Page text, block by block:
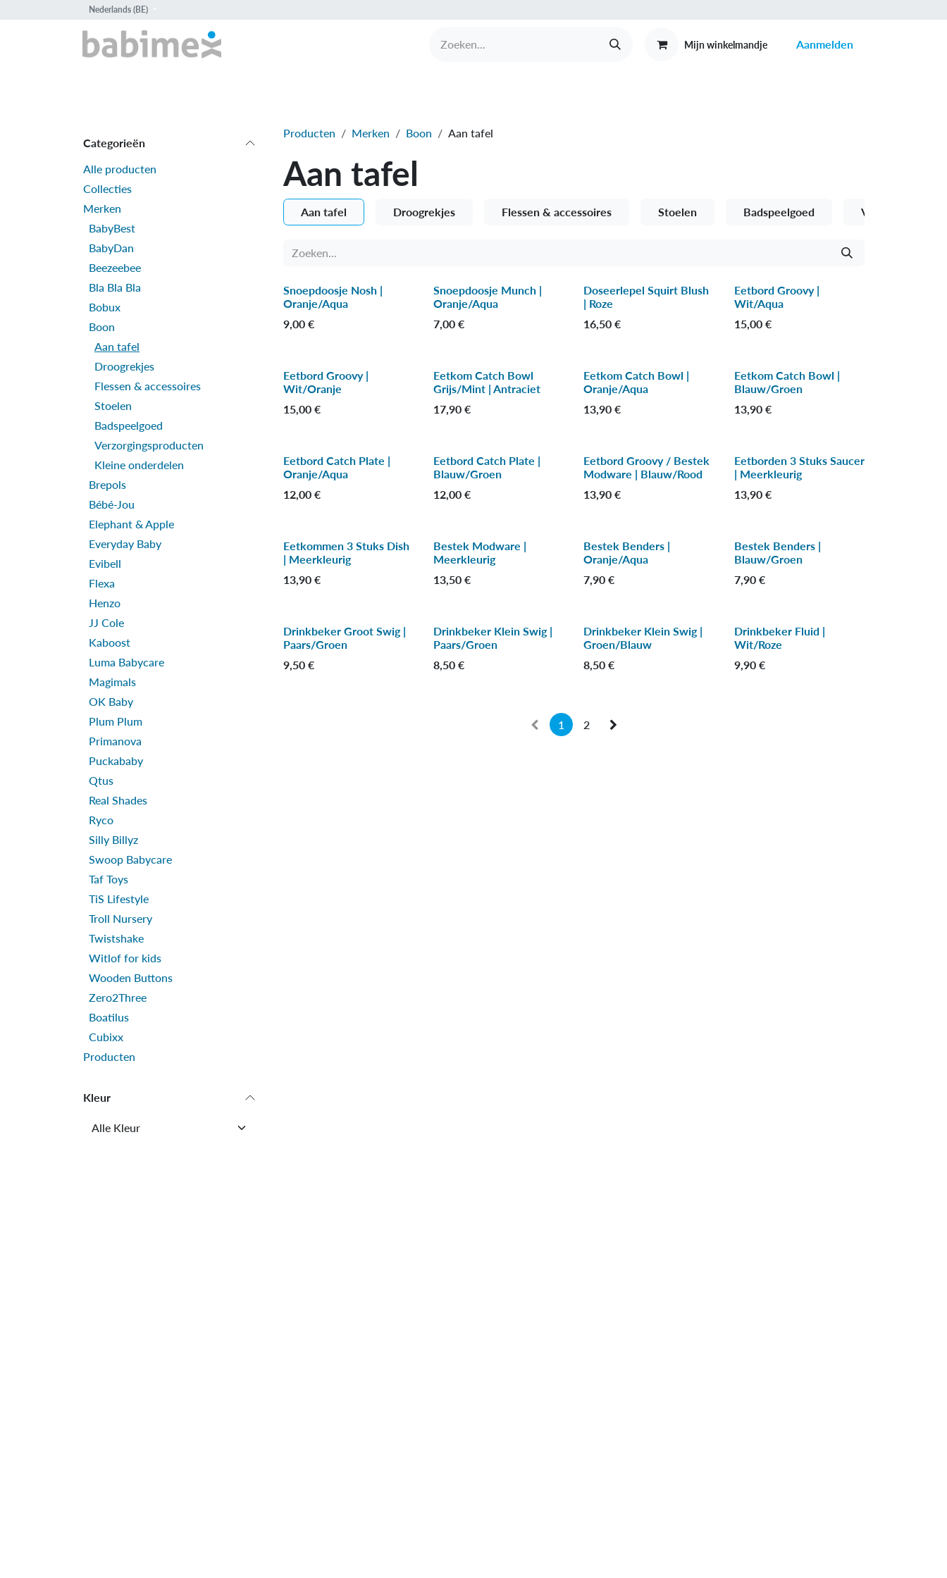
Overslaan naar inhoudNederlands (BE)
Mijn winkelmandje Aanmelden
Categorieën
Alle producten
Collecties
Merken
BabyBest
BabyDan
Beezeebee
Bla Bla Bla
Bobux
Boon
Aan tafel
Droogrekjes
Flessen & accessoires
Stoelen
Badspeelgoed
Verzorgingsproducten
Kleine onderdelen
Brepols
Bébé-Jou
Elephant & Apple
Everyday Baby
Evibell
Flexa
Henzo
JJ Cole
Kaboost
Luma Babycare
Magimals
OK Baby
Plum Plum
Primanova
Puckababy
Qtus
Real Shades
Ryco
Silly Billyz
Swoop Babycare
Taf Toys
TiS Lifestyle
Troll Nursery
Twistshake
Witlof for kids
Wooden Buttons
Zero2Three
Boatilus
Cubixx
Producten
Kleur
Producten Merken Boon Aan tafel
Aan tafel
Aan tafel Droogrekjes Flessen & accessoires Stoelen Badspeelgoed
Snoepdoosje Nosh |
Oranje/Aqua
9,00 €
Snoepdoosje Munch |
Oranje/Aqua
7,00 €
Doseerlepel Squirt Blush
| Roze
16,50 €
Eetbord Groovy |
Wit/Aqua
15,00€
Eetbord Groovy |
Wit/Oranje
15,00 €
Eetkom Catch Bowl
Grijs/Mint | Antraciet
17,90 €
Eetkom Catch Bowl |
Oranje/Aqua
13,90 €
Eetkom Catch Bowl |
Blauw/Groen
13,90€
Eetbord Catch Plate |
Oranje/Aqua
12,00 €
Eetbord Catch Plate |
Blauw/Groen
12,00 €
Eetbord Groovy / Bestek
Modware | Blauw/Rood
13,90 €
Eetborden 3 Stuks Saucer
| Meerkleurig
13,90€
Eetkommen 3 Stuks Dish
| Meerkleurig
13,90 €
Bestek Modware |
Meerkleurig
13,50 €
Bestek Benders |
Oranje/Aqua
7,90 €
Bestek Benders |
Blauw/Groen
7,90€
Drinkbeker Groot Swig |
Paars/Groen
9,50 €
Drinkbeker Klein Swig |
Paars/Groen
8,50 €
Drinkbeker Klein Swig |
Groen/Blauw
8,50 €
Drinkbeker Fluid |
Wit/Roze
9,90€
1 2